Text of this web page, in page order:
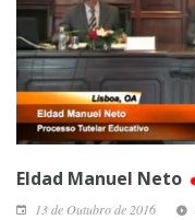
Eldad Manuel Neto
13 de Outubro de 2016